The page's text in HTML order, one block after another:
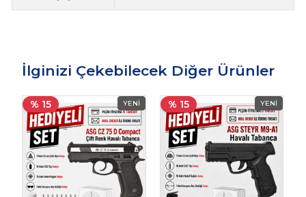
İlginizi Çekebilecek Diğer Ürünler
% 15 % 15